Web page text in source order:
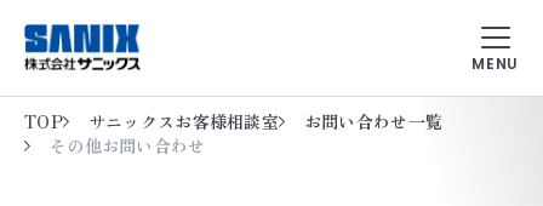
MENU
TOP
TOP サニックスお客様相談室
お問い合わせ一覧
その他お問い合わせ